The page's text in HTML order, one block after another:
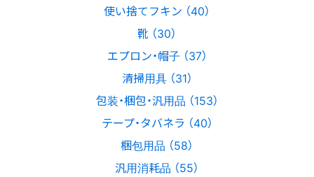
使い捨てフキン （40）
靴 （30）
エプロン・帽子 （37）
清掃用具 （31）
包装・梱包・汎用品 （153）
テープ・タバネラ （40）
梱包用品 （58）
汎用消耗品 （55）